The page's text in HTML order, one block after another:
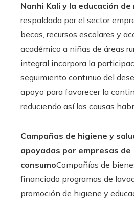
Nanhi Kali y la educación de
respaldada por el sector
becas, recursos escolares y
académico a niñas de áreas
integral incorpora la
seguimiento continuo del
apoyo para favorecer la
reduciendo así las causas
Campañas de higiene y
apoyadas por empresas de
consumoCompañías de
financiado programas de
promoción de higiene y